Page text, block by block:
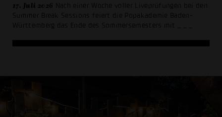
17. Juli 2026 Nach einer Woche voller Liveprüfungen bei den
Summer Break Sessions feiert die Popakademie Baden-
Württemberg das Ende des Sommer­semesters mit